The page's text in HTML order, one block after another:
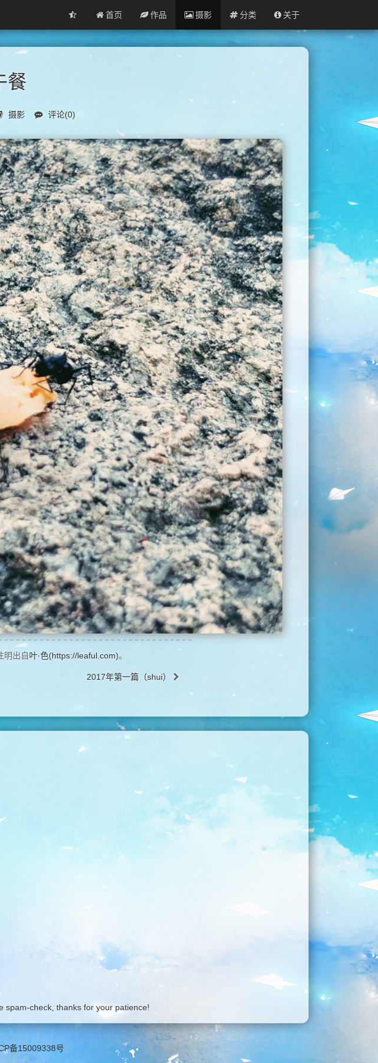
首页 作品 摄影 分类 关于
餐
摄影 评论(0)
明出自叶·色(https://leaful.com)。
2017年第一篇（shui）
spam-check, thanks for your patience!
备15009338号